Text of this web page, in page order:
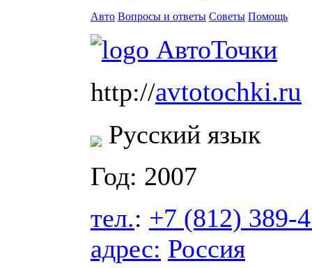
Авто Вопросы и ответы Советы Помощь
http://avtotochki.ru
Русский язык
Год: 2007
тел.: +7 (812) 389-
адрес: Россия